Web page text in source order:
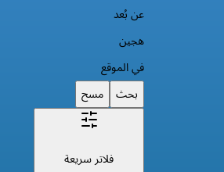
عن بُعد
هجين
في الموقع
بحث مسح
فلاتر سريعة